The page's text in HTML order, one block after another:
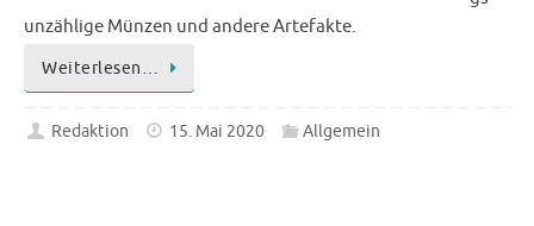
unzählige Münzen und andere Artefakte.
Weiterlesen…
Redaktion 15. Mai 2020 Allgemein